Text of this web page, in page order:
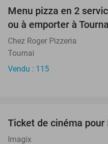
Menu pizza en 2
ou à emporter à
Chez Roger Pizzeria
Tournai
Vendu : 115
Ticket de cinéma pour
Imagix